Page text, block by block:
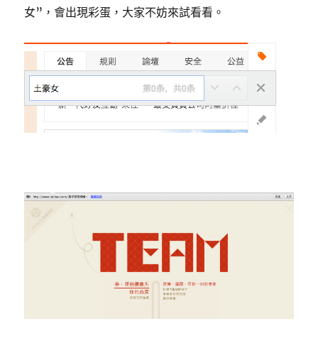
女”，會出現彩蛋，大家不妨來試看看。